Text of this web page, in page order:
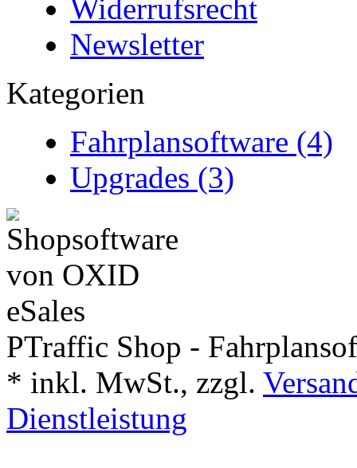
Widerrufsrecht
Newsletter
Kategorien
Fahrplansoftware (4)
Upgrades (3)
PTraffic Shop -
* inkl. MwSt., zzgl.
Dienstleistung